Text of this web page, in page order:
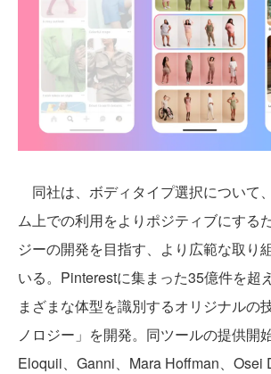
同社は、ボディタイプ選択について
ム上での利用をよりポジティブにする
ジーの開発を目指す、より広範な取り
いる。Pinterestに集まった35億件を超
まざまな体型を識別するオリジナルの
ノロジー」を開発。同ツールの提供開
Eloquii、Ganni、Mara Hoffman、Osei